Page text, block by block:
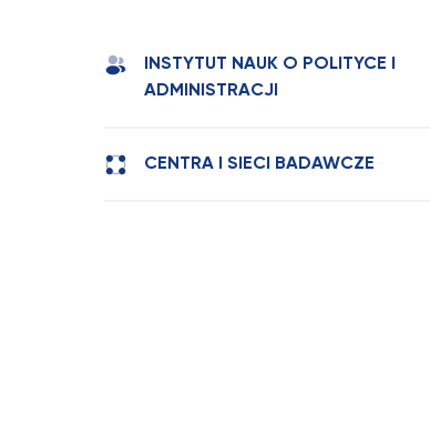
INSTYTUT NAUK O POLITYCE I
ADMINISTRACJI
CENTRA I SIECI BADAWCZE